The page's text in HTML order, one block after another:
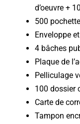
d’oeuvre +
500
Enveloppe
4 bâches
Plaque de
Pelliculage
100 dossier
Carte de
Tampon